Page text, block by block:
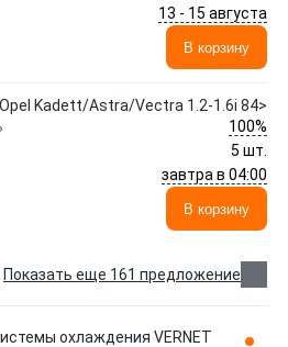
13 - 15 августа
В корзину
Kadett/Astra/Vectra 1.2-1.6i 84>
100%
5 шт.
завтра в 04:00
В корзину
Показать еще 161 предложение
охлаждения VERNET